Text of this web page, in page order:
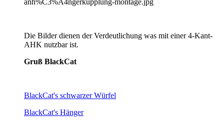
Die Bilder dienen der Verdeutlichung was mit einer 4-Kant-
AHK nutzbar ist.
Gruß BlackCat
BlackCat's schwarzer Würfel
BlackCat's Hänger